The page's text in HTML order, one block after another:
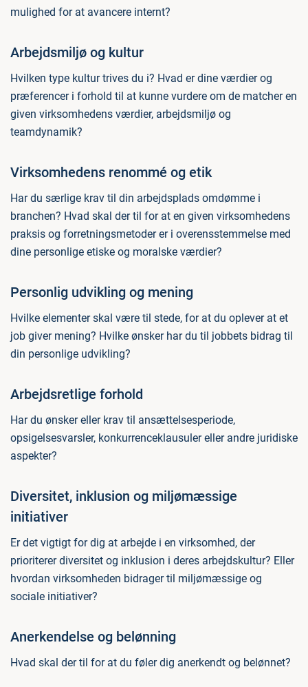
mulighed for at avancere internt?
Arbejdsmiljø og kultur
Hvilken type kultur trives du i? Hvad er dine værdier og
præferencer i forhold til at kunne vurdere om de matcher en
given virksomhedens værdier, arbejdsmiljø og
teamdynamik?
Virksomhedens renommé og etik
Har du særlige krav til din arbejdsplads omdømme i
branchen? Hvad skal der til for at en given virksomhedens
praksis og forretningsmetoder er i overensstemmelse med
dine personlige etiske og moralske værdier?
Personlig udvikling og mening
Hvilke elementer skal være til stede, for at du oplever at et
job giver mening? Hvilke ønsker har du til jobbets bidrag til
din personlige udvikling?
Arbejdsretlige forhold
Har du ønsker eller krav til ansættelsesperiode,
opsigelsesvarsler, konkurrenceklausuler eller andre juridiske
aspekter?
Diversitet, inklusion og miljømæssige
initiativer
Er det vigtigt for dig at arbejde i en virksomhed, der
prioriterer diversitet og inklusion i deres arbejdskultur? Eller
hvordan virksomheden bidrager til miljømæssige og
sociale initiativer?
Anerkendelse og belønning
Hvad skal der til for at du føler dig anerkendt og belønnet?